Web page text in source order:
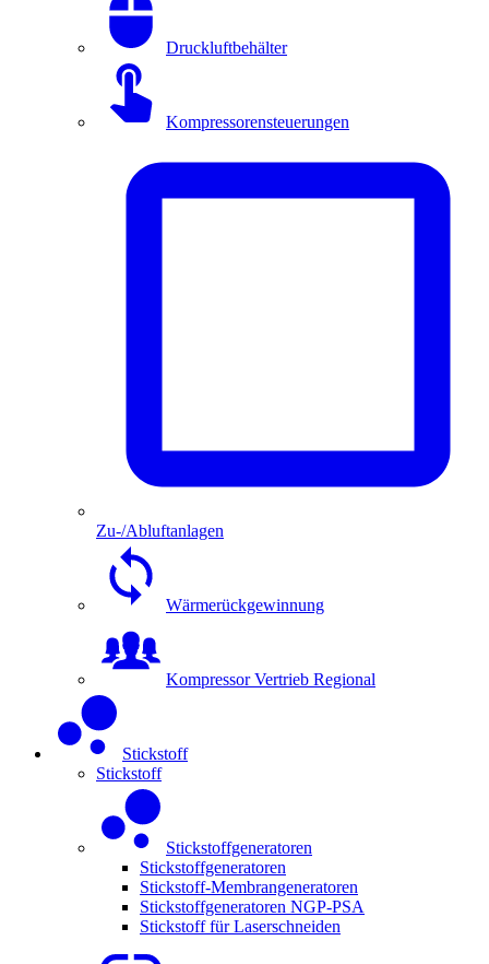
Druckluftbehälter
Kompressorensteuerungen
Zu-/Abluftanlagen
Wärmerückgewinnung
Kompressor Vertrieb Regional
Stickstoff
Stickstoff
Stickstoffgeneratoren
Stickstoffgeneratoren
Stickstoff-Membrangeneratoren
Stickstoffgeneratoren NGP-PSA
Stickstoff für Laserschneiden